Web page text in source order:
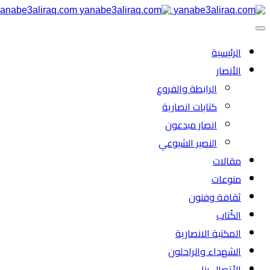
الرئیسية
الأنصار
الرابطة والفروع
كتابات انصارية
انصار مبدعون
النصیر الشیوعي
مقالات
منوعات
ثقافة وفنون
الكُتاب
المكتبة الانصارية
الشهداء والراحلون